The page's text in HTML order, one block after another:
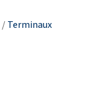
/Terminaux